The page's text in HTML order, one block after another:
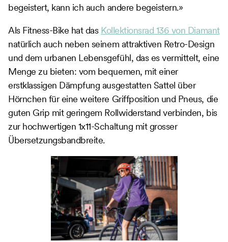
begeistert, kann ich auch andere begeistern.»
Als Fitness-Bike hat das Kollektionsrad 136 von Diamant
natürlich auch neben seinem attraktiven Retro-Design
und dem urbanen Lebensgefühl, das es vermittelt, eine
Menge zu bieten: vom bequemen, mit einer
erstklassigen Dämpfung ausgestatten Sattel über
Hörnchen für eine weitere Griffposition und Pneus, die
guten Grip mit geringem Rollwiderstand verbinden, bis
zur hochwertigen 1x11-Schaltung mit grosser
Übersetzungsbandbreite.